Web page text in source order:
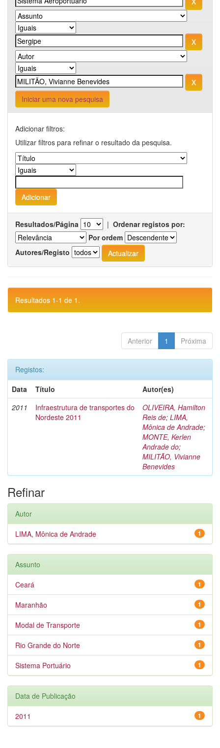
Iniciar uma nova pesquisa
Adicionar filtros:
Utilizar filtros para refinar o resultado da pesquisa.
Resultados/Página | Ordenar registos por:
Por ordem
Autores/Registo
Resultados 1-1 de 1.
Anterior 1 Próxima
Registos:
Data
Título
Autor(es)
2011
Infraestrutura de transportes do
Nordeste 2011
OLIVEIRA, Hamilton
Reis de; LIMA,
Mônica de Andrade;
MONTE, Kerlen
Andrade do;
MILITÃO, Vivianne
Benevides
Refinar
Autor
1
LIMA, Mônica de Andrade
Assunto
1
Ceará
1
Maranhão
1
Modal de Transporte
1
Rio Grande do Norte
1
Sistema Portuário
Data de Publicação
1
2011